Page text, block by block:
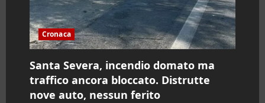
Cronaca
Santa Severa, incendio domato ma
traffico ancora bloccato. Distrutte
nove auto, nessun ferito